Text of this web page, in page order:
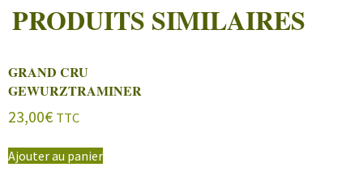
PRODUITS SIMILAIRES
GRAND CRU
GEWURZTRAMINER
23,00€ TTC
Ajouter au panier